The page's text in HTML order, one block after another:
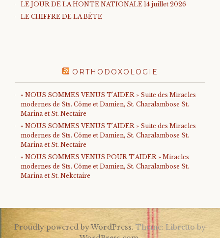
LE JOUR DE LA HONTE NATIONALE 14 juillet 2026
LE CHIFFRE DE LA BÊTE
ORTHODOXOLOGIE
« NOUS SOMMES VENUS T'AIDER » Suite des Miracles
modernes de Sts. Côme et Damien, St. Charalambose St.
Marina et St. Nectaire
« NOUS SOMMES VENUS T'AIDER » Suite des Miracles
modernes de Sts. Côme et Damien, St. Charalambose St.
Marina et St. Nectaire
« NOUS SOMMES VENUS POUR T'AIDER » Miracles
modernes de Sts. Côme et Damien, St. Charalambose St.
Marina et St. Nekctaire
Proudly powered by WordPress. Theme: Libretto by